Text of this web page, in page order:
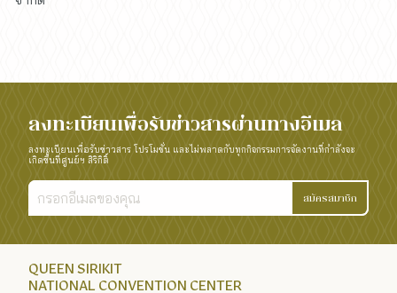
ลงทะเบียนเพื่อรับข่าวสารผ่านทางอีเมล
ลงทะเบียนเพื่อรับข่าวสาร โปรโมชั่น และไม่พลาดกับทุกกิจกรรมการจัดงานที่กำลังจะ
เกิดขึ้นที่ศูนย์ฯ สิริกิติ์
สมัครสมาชิก
QUEEN SIRIKIT
NATIONAL CONVENTION CENTER